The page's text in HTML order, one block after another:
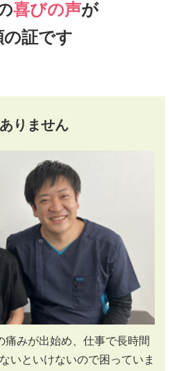
喜びの声が
の証です
りません
痛みが出始め、仕事で長時間
いといけないので困っていま